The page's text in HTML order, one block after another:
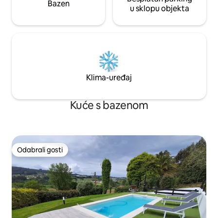
Bazen
u sklopu objekta
Klima-uređaj
Kuće s bazenom
Odabrali gosti
Odabrali gosti